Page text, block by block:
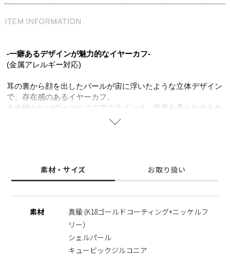
-一癖あるデザインが魅力的なイヤーカフ-
(金属アレルギー対応)
耳の裏から顔を出したパールが宙に浮いたような立体デザイン
で、存在感のあるイヤーカフ。
きめ細かなパヴェジルコニアのラインは、強度も柔らかさもあ
る真鍮ならでは。重厚感のあるデザインながら軽く、ストレス
デイリーシーンはもちろん、カジュアルからキレイめなスタイ
リングまで活躍するマストアイテム。ピアスホールの開いてい
ない方やシンプルなピアスとのレイヤードを楽しみたい方へオ
シェルパールは汗や水にも強く、長くご愛用いただけ、ニッケ
ルフリーを使用し肌にやさしく金属アレルギーの方でも安心。
素材・サイズ お取り扱い
素材
真鍮 (K18ゴールドコーティング+ニッケルフ
リー）
シェルパール
キュービックジルコニア